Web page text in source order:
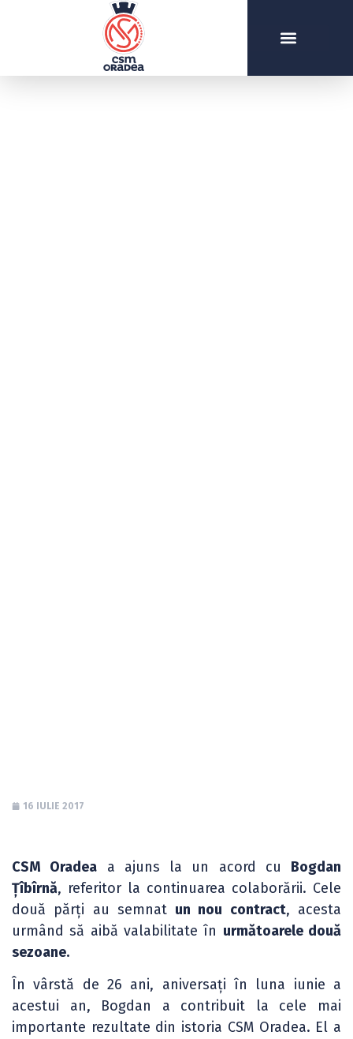
16 IULIE 2017
CSM Oradea a ajuns la un acord cu Bogdan
Țîbîrnă, referitor la continuarea colaborării. Cele
două părți au semnat un nou contract, acesta
urmând să aibă valabilitate în următoarele două
sezoane.
În vârstă de 26 ani, aniversați în luna iunie a
acestui an, Bogdan a contribuit la cele mai
importante rezultate din istoria CSM Oradea. El a